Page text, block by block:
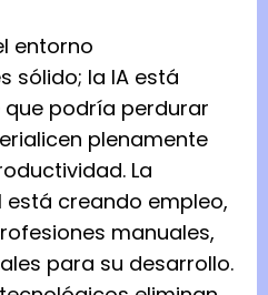
entorno
sólido; la IA está
podría perdurar
plenamente
La
creando empleo,
manuales,
para su desarrollo.